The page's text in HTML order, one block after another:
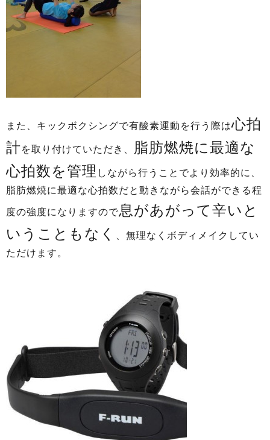
また、キックボクシングで有酸素運動を行う際は心拍
計を取り付けていただき、
脂肪燃焼に最適な
心拍数を管理 しながら行うことでより効率的に、
脂肪燃焼に最適な心拍数だと動きながら会話ができる程
度の強度になりますので息があがって辛いと
いうこともなく
、無理なくボディメイクしてい
ただけます。